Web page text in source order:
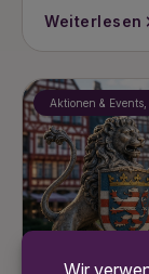
Weiterlesen
Aktionen &